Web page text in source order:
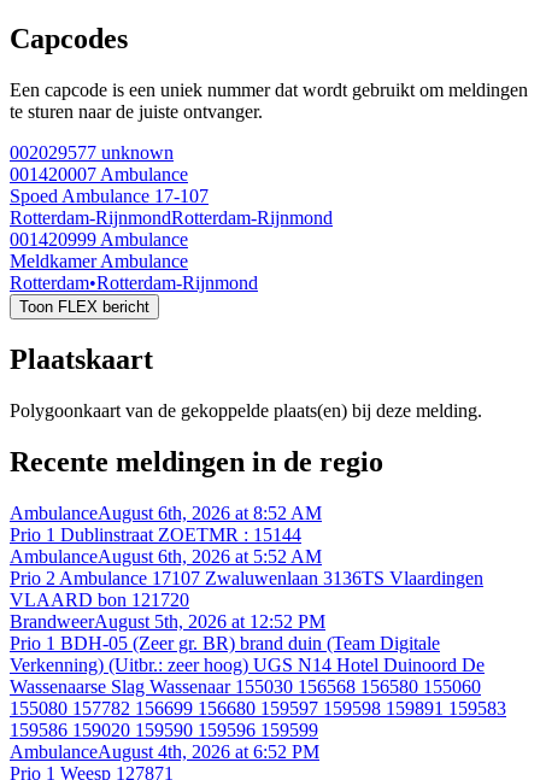
Capcodes
Een capcode is een uniek nummer dat wordt gebruikt om meldingen
te sturen naar de juiste ontvanger.
002029577 unknown
001420007 Ambulance
Spoed Ambulance 17-107
Rotterdam-RijnmondRotterdam-Rijnmond
001420999 Ambulance
Meldkamer Ambulance
Rotterdam•Rotterdam-Rijnmond
Toon FLEX bericht
Plaatskaart
Polygoonkaart van de gekoppelde plaats(en) bij deze melding.
Recente meldingen in de regio
AmbulanceAugust 6th, 2026 at 8:52 AM
Prio 1 Dublinstraat ZOETMR : 15144
AmbulanceAugust 6th, 2026 at 5:52 AM
Prio 2 Ambulance 17107 Zwaluwenlaan 3136TS Vlaardingen
VLAARD bon 121720
BrandweerAugust 5th, 2026 at 12:52 PM
Prio 1 BDH-05 (Zeer gr. BR) brand duin (Team Digitale
Verkenning) (Uitbr.: zeer hoog) UGS N14 Hotel Duinoord De
Wassenaarse Slag Wassenaar 155030 156568 156580 155060
155080 157782 156699 156680 159597 159598 159891 159583
159586 159020 159590 159596 159599
AmbulanceAugust 4th, 2026 at 6:52 PM
Prio 1 Weesp 127871